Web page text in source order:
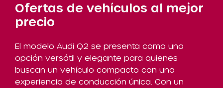
Ofertas de vehículos al mejor
precio
El modelo Audi Q2 se presenta como una
opción versátil y elegante para quienes
buscan un vehículo compacto con una
experiencia de conducción única. Con un